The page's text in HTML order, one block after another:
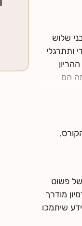
שלוש
ותתרגלי
הם
פשוט
מודרך
שיתמכו